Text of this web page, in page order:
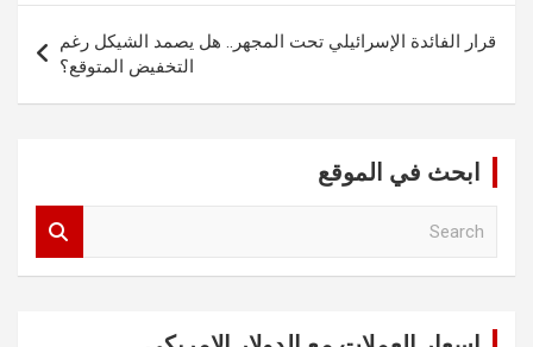
قرار الفائدة الإسرائيلي تحت المجهر.. هل يصمد الشيكل رغم
التخفيض المتوقع؟
ابحث في الموقع